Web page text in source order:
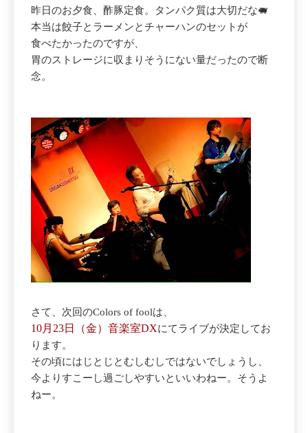
昨日のお夕食、酢豚定食。タンパク質は大切だな🐖
本当は餃子とラーメンとチャーハンのセットが
食べたかったのですが、
胃のストレージに収まりそうにない量だったので断
念。
さて、次回のColors of foolは、
10月23日（金）音楽室DXにてライブが決定してお
ります。
その頃にはじとじとむしむしではないでしょうし、
今よりすこーし過ごしやすいといいわねー。そうよ
ねー。